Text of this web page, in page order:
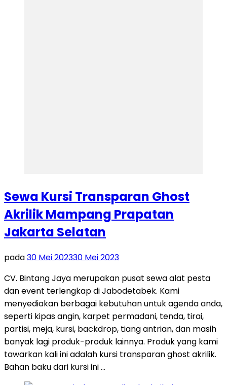
Sewa Kursi Transparan Ghost
Akrilik Mampang Prapatan
Jakarta Selatan
pada30 Mei 202330 Mei 2023
CV. Bintang Jaya merupakan pusat sewa alat pesta
dan event terlengkap di Jabodetabek. Kami
menyediakan berbagai kebutuhan untuk agenda anda,
seperti kipas angin, karpet permadani, tenda, tirai,
partisi, meja, kursi, backdrop, tiang antrian, dan masih
banyak lagi produk-produk lainnya. Produk yang kami
tawarkan kali ini adalah kursi transparan ghost akrilik.
Bahan baku dari kursi ini …